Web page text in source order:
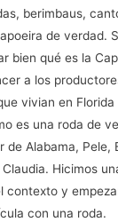
berimbaus,
de verdad.
bien qué es la
a los
vivian en
es una roda de
de Alabama, Pele,
Hicimos
contexto y
con una roda.